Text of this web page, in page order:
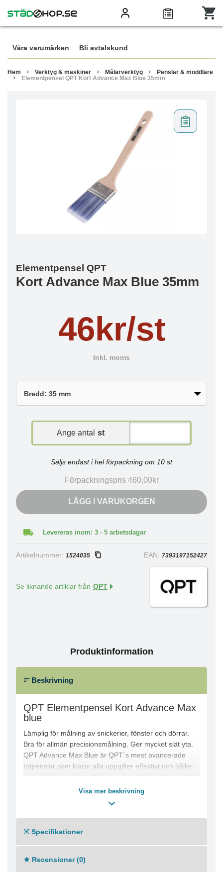
Våra varumärken Bli avtalskund
Hem Verktyg & maskiner Målarverktyg
Penslar & moddlare
Elementpensel QPT Kort Advance Max Blue 35mm
Elementpensel QPT
Kort Advance Max Blue 35mm
46kr/st
Inkl. moms
Ange antal st
Säljs endast i hel förpackning om 10 st
Förpackningspris 460,00kr
LÄGG I VARUKORGEN
Levereras inom: 3 - 5 arbetsdagar
Artikelnummer: 1524035 EAN: 7393197152427
Se liknande artiklar från QPT
Produktinformation
Beskrivning
QPT Elementpensel Kort Advance Max
blue
Lämplig för målning av snickerier, fönster och dörrar.
Bra för allmän precisionsmålning. Ger mycket slät yta.
QPT Advance Max Blue är QPT´s mest avancerade
träpenslar som klarar alla uppgifter effektivt och håller
bokträhandtag, tjocka rostfria bleck och
plus capacity och absolut högsta kapacitet.
som endast nöjer sig med det bästa!
Visa mer beskrivning
Specifikationer
Recensioner (0)